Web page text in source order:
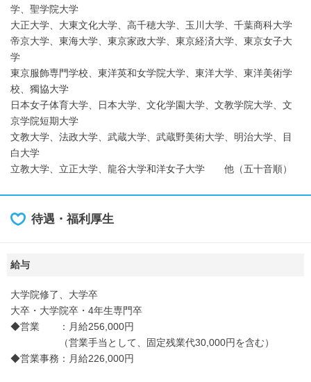
学、聖学院大学
大正大学、大東文化大学、高千穂大学、玉川大学、千葉商科大学
帝京大学、東海大学、東京家政大学、東京経済大学、東京女子大
学
東京服飾専門学校、東洋英和女学院大学、東洋大学、東洋美術学
校、獨協大学
日本女子体育大学、日本大学、文化学園大学、文教学院大学、文
京学院短期大学
文教大学、法政大学、武蔵大学、武蔵野美術大学、明治大学、目
白大学
立教大学、立正大学、龍谷大学和洋女子大学 他（五十音順）
待遇・福利厚生
給与
大学院修了、大学卒
大卒・大学院卒・4年生専門卒
◆営業 ：月給256,000円
（営業手当として、固定残業代30,000円を含む）
◆営業事務：月給226,000円